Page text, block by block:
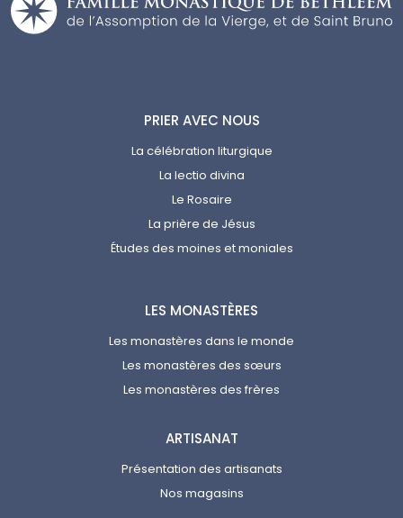
LES MONASTÈRES
Les monastères dans le monde
Les monastères des sœurs
Les monastères des frères
ARTISANAT
Présentation des artisanats
Nos magasins
PRIER AVEC NOUS
La célébration liturgique
La lectio divina
Le Rosaire
La prière de Jésus
Études des moines et moniales